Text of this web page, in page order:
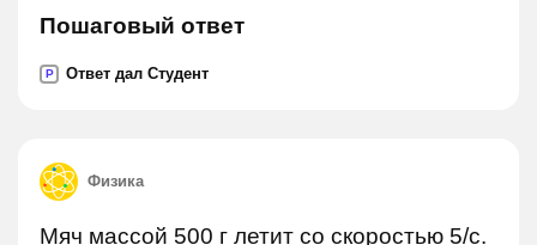
Пошаговый ответ
P Ответ дал Студент
Физика
Мяч массой 500 г летит со скоростью 5/с.